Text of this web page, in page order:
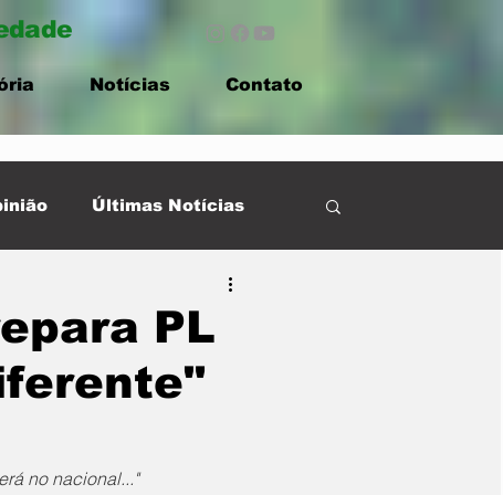
Notícias Contato
Últimas Notícias
PL
no nacional..."